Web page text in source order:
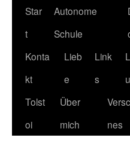
Star
t
Autonome
Schule
Konta
kt
Lieb
e
Link
s
Tolst
oi
Über
mich
nes